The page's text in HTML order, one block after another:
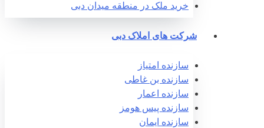
خرید ملک در منطقه میدان دبی
شرکت های املاک دبی
سازنده امتیاز
سازنده بن غاطی
سازنده اعمار
سازنده پیس هومز
سازنده ایمان